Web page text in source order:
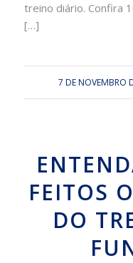
treino diário. Confira
[…]
7 DE NOVEMBRO
FEITOS
DO